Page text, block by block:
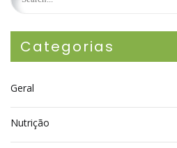
Categorias
Geral
Nutrição